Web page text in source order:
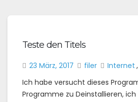
Teste den Titels
23 März, 2017 filer Internet ,
Ich habe versucht dieses
Programme zu Deinstallieren,